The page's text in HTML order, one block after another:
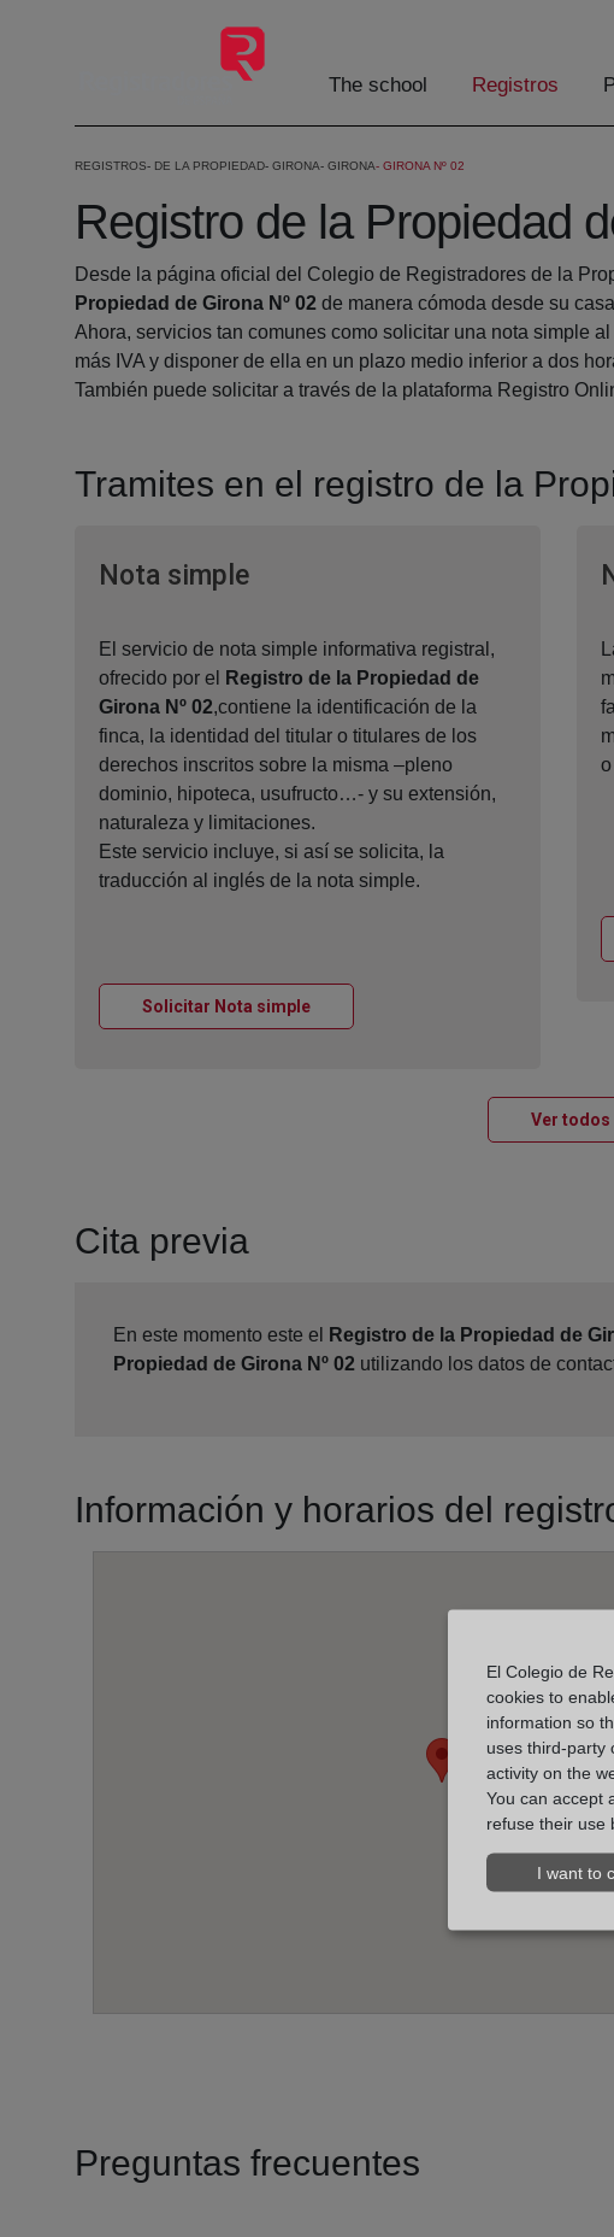
The school Registros
REGISTROS DE LA PROPIEDAD GIRONA GIRONA GIRONA Nº 02
Registro de la Propiedad
Desde la página oficial del Colegio de Registradores de la
Propiedad de Girona Nº 02 de manera cómoda desde su
Ahora, servicios tan comunes como solicitar una nota simple al
más IVA y disponer de ella en un plazo medio inferior a dos
También puede solicitar a través de la plataforma Registro
Tramites en el registro de la
Nota simpleVentana nueva
El servicio de nota simple informativa registral,
ofrecido por el
Registro de la Propiedad de
Girona Nº 02,contiene la identificación de la
finca, la identidad del titular o titulares de los
derechos inscritos sobre la misma –pleno
dominio, hipoteca, usufructo…- y su extensión,
naturaleza y limitaciones.
Este servicio incluye, si así se solicita, la
traducción al inglés de la nota simple.
Solicitar Nota simpleVentana nueva
Ver todos
Cita previa
En este momento este el Registro de la Propiedad de
Propiedad de Girona Nº 02 utilizando los datos de
Información y horarios del
Preguntas frecuentes
El Colegio de
cookies to
information so
uses third-party
activity on the
You can accept
refuse their use
I want to